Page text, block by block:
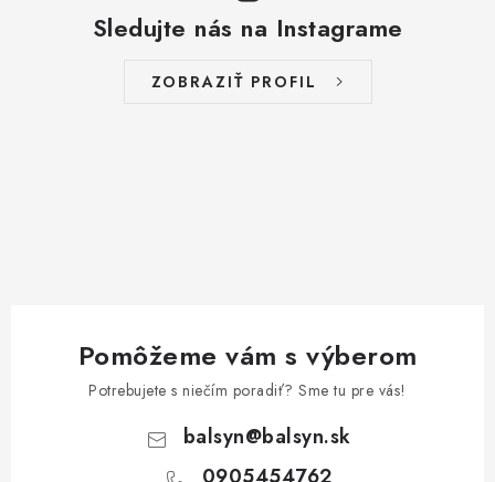
Sledujte nás na Instagrame
ZOBRAZIŤ PROFIL
Pomôžeme vám s výberom
Potrebujete s niečím poradiť? Sme tu pre vás!
balsyn@balsyn.sk